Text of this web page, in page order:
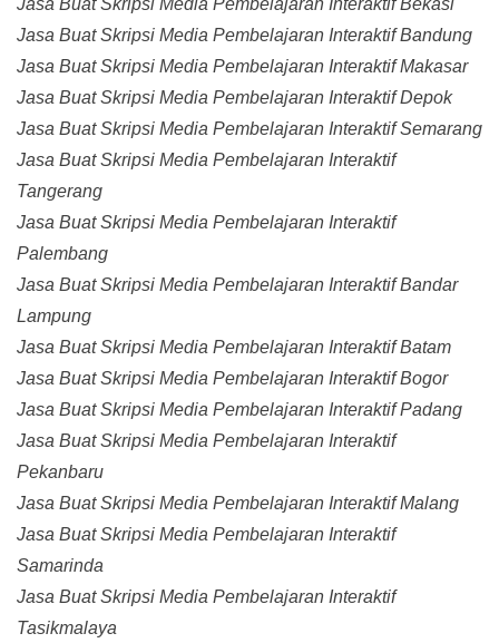
Jasa Buat Skripsi Media Pembelajaran Interaktif Bekasi
Jasa Buat Skripsi Media Pembelajaran Interaktif Bandung
Jasa Buat Skripsi Media Pembelajaran Interaktif Makasar
Jasa Buat Skripsi Media Pembelajaran Interaktif Depok
Jasa Buat Skripsi Media Pembelajaran Interaktif Semarang
Jasa Buat Skripsi Media Pembelajaran Interaktif
Tangerang
Jasa Buat Skripsi Media Pembelajaran Interaktif
Palembang
Jasa Buat Skripsi Media Pembelajaran Interaktif Bandar
Lampung
Jasa Buat Skripsi Media Pembelajaran Interaktif Batam
Jasa Buat Skripsi Media Pembelajaran Interaktif Bogor
Jasa Buat Skripsi Media Pembelajaran Interaktif Padang
Jasa Buat Skripsi Media Pembelajaran Interaktif
Pekanbaru
Jasa Buat Skripsi Media Pembelajaran Interaktif Malang
Jasa Buat Skripsi Media Pembelajaran Interaktif
Samarinda
Jasa Buat Skripsi Media Pembelajaran Interaktif
Tasikmalaya